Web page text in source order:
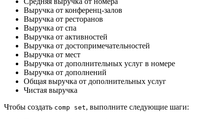
Выручка от конференц-залов
Выручка от ресторанов
Выручка от спа
Выручка от активностей
Выручка от достопримечательностей
Выручка от мест
Выручка от дополнительных услуг в номере
Выручка от дополнений
Общая выручка от дополнительных услуг
Чистая выручка
Чтобы создать comp set, выполните следующие шаги: